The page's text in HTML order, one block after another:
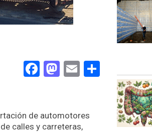
Facebook
Mastodon
Email
de automotores
calles y carreteras,